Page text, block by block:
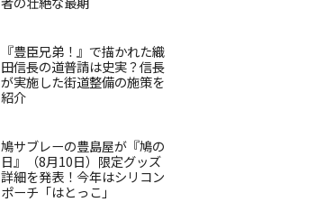
『豊臣兄弟！』で描かれた織
田信長の道普請は史実？信長
が実施した街道整備の施策を
紹介
鳩サブレーの豊島屋が『鳩の
日』（8月10日）限定グッズ
詳細を発表！今年はシリコン
ポーチ「はとっこ」